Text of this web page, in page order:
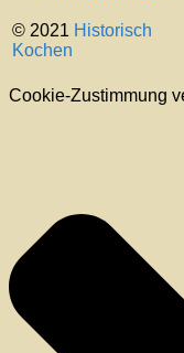
© 2021 Historisch
Kochen
Cookie-Zustimmung